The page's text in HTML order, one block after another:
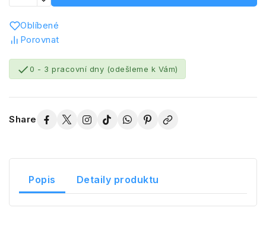
Oblíbené
Porovnat
0 - 3 pracovní dny (odešleme k Vám)
Share
Popis Detaily produktu